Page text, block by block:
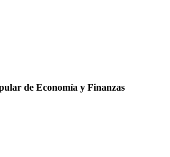
de Economía y Finanzas